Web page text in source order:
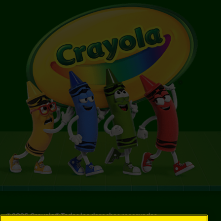
©2026Crayola® Todos los derechos reservados.